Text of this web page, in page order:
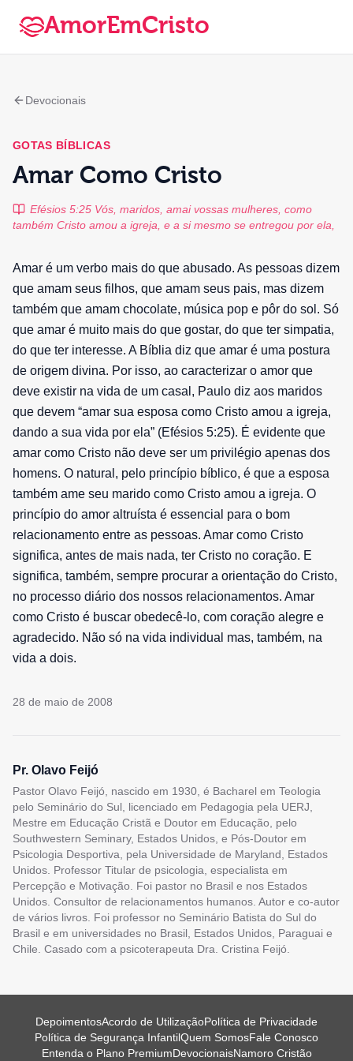
AmorEmCristo
Devocionais
GOTAS BÍBLICAS
Amar Como Cristo
Efésios 5:25 Vós, maridos, amai vossas mulheres, como
também Cristo amou a igreja, e a si mesmo se entregou por ela,
Amar é um verbo mais do que abusado. As pessoas dizem
que amam seus filhos, que amam seus pais, mas dizem
também que amam chocolate, música pop e pôr do sol. Só
que amar é muito mais do que gostar, do que ter simpatia,
do que ter interesse. A Bíblia diz que amar é uma postura
de origem divina. Por isso, ao caracterizar o amor que
deve existir na vida de um casal, Paulo diz aos maridos
que devem “amar sua esposa como Cristo amou a igreja,
dando a sua vida por ela” (Efésios 5:25). É evidente que
amar como Cristo não deve ser um privilégio apenas dos
homens. O natural, pelo princípio bíblico, é que a esposa
também ame seu marido como Cristo amou a igreja. O
princípio do amor altruísta é essencial para o bom
relacionamento entre as pessoas. Amar como Cristo
significa, antes de mais nada, ter Cristo no coração. E
significa, também, sempre procurar a orientação do Cristo,
no processo diário dos nossos relacionamentos. Amar
como Cristo é buscar obedecê-lo, com coração alegre e
agradecido. Não só na vida individual mas, também, na
vida a dois.
28 de maio de 2008
Pr. Olavo Feijó
Pastor Olavo Feijó, nascido em 1930, é Bacharel em Teologia
pelo Seminário do Sul, licenciado em Pedagogia pela UERJ,
Mestre em Educação Cristã e Doutor em Educação, pelo
Southwestern Seminary, Estados Unidos, e Pós-Doutor em
Psicologia Desportiva, pela Universidade de Maryland, Estados
Unidos. Professor Titular de psicologia, especialista em
Percepção e Motivação. Foi pastor no Brasil e nos Estados
Unidos. Consultor de relacionamentos humanos. Autor e co-autor
de vários livros. Foi professor no Seminário Batista do Sul do
Brasil e em universidades no Brasil, Estados Unidos, Paraguai e
Chile. Casado com a psicoterapeuta Dra. Cristina Feijó.
DepoimentosAcordo de UtilizaçãoPolítica de Privacidade
Política de Segurança InfantilQuem SomosFale Conosco
Entenda o Plano PremiumDevocionaisNamoro Cristão